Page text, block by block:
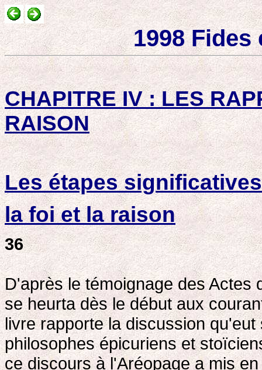
1998 Fides
CHAPITRE IV : LES
RAISON
Les étapes
la foi et la raison
36
D'après le témoignage des Actes
se heurta dès le début aux
livre rapporte la discussion
philosophes épicuriens et
ce discours à l'Aréopage a mis